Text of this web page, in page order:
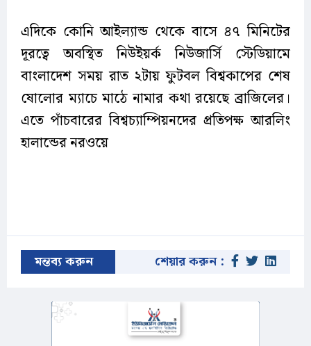
এদিকে কোনি আইল্যান্ড থেকে বাসে ৪৭ মিনিটের
দূরত্বে অবস্থিত নিউইয়র্ক নিউজার্সি স্টেডিয়ামে
বাংলাদেশ সময় রাত ২টায় ফুটবল বিশ্বকাপের শেষ
ষোলোর ম্যাচে মাঠে নামার কথা রয়েছে ব্রাজিলের।
এতে পাঁচবারের বিশ্বচ্যাম্পিয়নদের প্রতিপক্ষ আরলিং
হালান্ডের নরওয়ে
মন্তব্য করুন শেয়ার করুন :